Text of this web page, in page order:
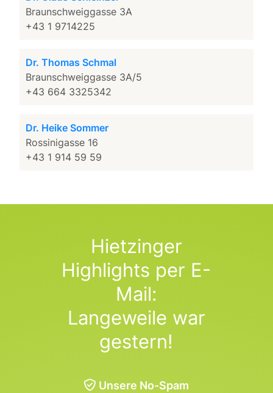
Braunschweiggasse 3A
+43 1 9714225
Dr. Thomas Schmal
Braunschweiggasse 3A/5
+43 664 3325342
Dr. Heike Sommer
Rossinigasse 16
+43 1 914 59 59
Hietzinger
Highlights per E-
Mail:
Langeweile war
gestern!
Unsere No-Spam